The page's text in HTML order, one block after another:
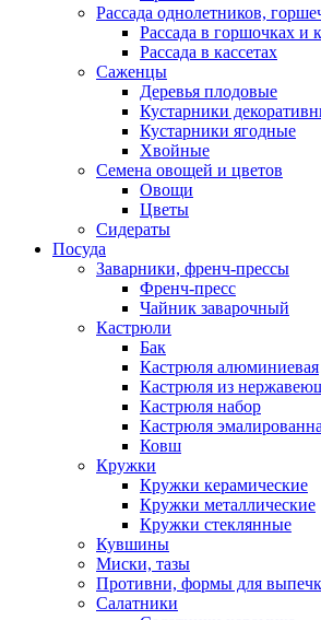
Рассада однолетников,
Рассада в горшочках и
Рассада в кассетах
Саженцы
Деревья плодовые
Кустарники
Кустарники ягодные
Хвойные
Семена овощей и цветов
Овощи
Цветы
Сидераты
Посуда
Заварники, френч-прессы
Френч-пресс
Чайник заварочный
Кастрюли
Бак
Кастрюля алюминиевая
Кастрюля из
Кастрюля набор
Кастрюля
Ковш
Кружки
Кружки керамические
Кружки металлические
Кружки стеклянные
Кувшины
Миски, тазы
Противни, формы для
Салатники